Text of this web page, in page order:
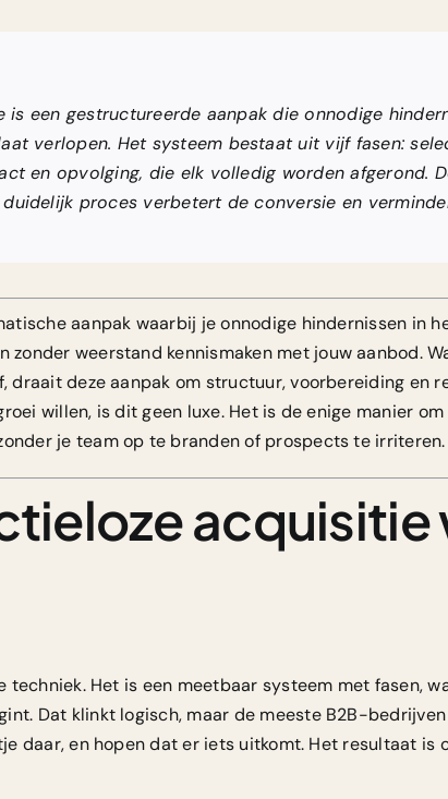
is een gestructureerde aanpak die onnodige
verlopen. Het systeem bestaat uit vijf fasen:
en opvolging, die elk volledig worden afgerond.
duidelijk proces verbetert de conversie en
aanpak waarbij je onnodige hindernissen in
zonder weerstand kennismaken met jouw aanbod.
draait deze aanpak om structuur, voorbereiding en
willen, is dit geen luxe. Het is de enige manier
je team op te branden of prospects te irriteren.
acquisitie
techniek. Het is een meetbaar systeem met fasen,
Dat klinkt logisch, maar de meeste B2B-
daar, en hopen dat er iets uitkomt. Het resultaat is